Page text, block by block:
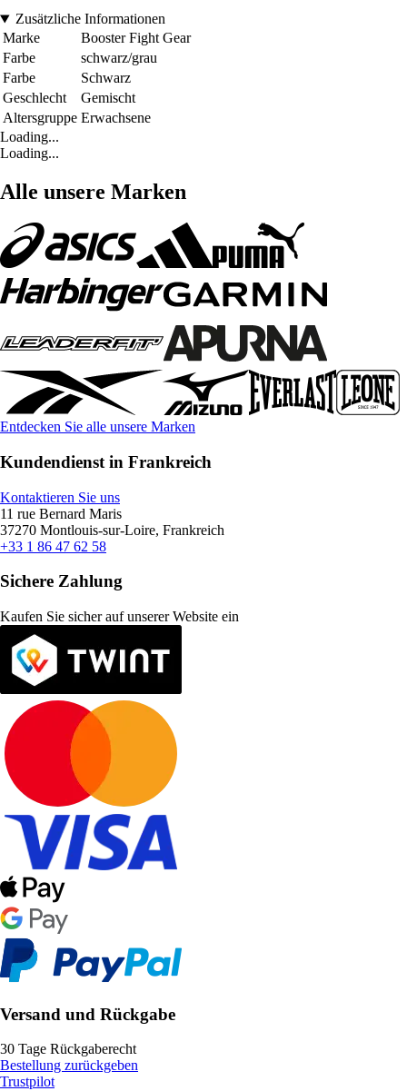
Zusätzliche Informationen
Marke
Booster Fight Gear
Farbe
schwarz/grau
Farbe
Schwarz
Geschlecht
Gemischt
Altersgruppe Erwachsene
Loading...
Loading...
Alle unsere Marken
Entdecken Sie alle unsere Marken
Kundendienst in Frankreich
Kontaktieren Sie uns
11 rue Bernard Maris
37270 Montlouis-sur-Loire, Frankreich
+33 1 86 47 62 58
Sichere Zahlung
Kaufen Sie sicher auf unserer Website ein
Versand und Rückgabe
30 Tage Rückgaberecht
Bestellung zurückgeben
Trustpilot